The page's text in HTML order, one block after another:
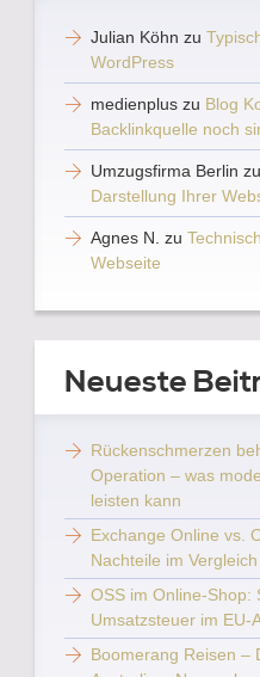
Julian Köhn zu
WordPress
medienplus zu Blog
Backlinkquelle noch
Umzugsfirma Berlin zu
Darstellung Ihrer
Agnes N. zu
Webseite
Neueste
Rückenschmerzen
Operation – was
leisten kann
Exchange Online vs.
Nachteile im Vergleich
OSS im Online-Shop:
Umsatzsteuer im EU-
Boomerang Reisen –